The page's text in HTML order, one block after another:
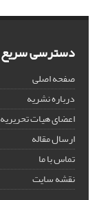
دسترسی سریع
صفحه اصلی
درباره نشریه
اعضای هیات تحریریه
ارسال مقاله
تماس با ما
نقشه سایت